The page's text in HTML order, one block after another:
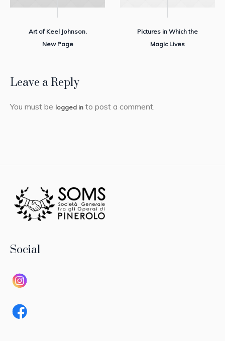
Art of Keel Johnson.
New Page
Pictures in Which the
Magic Lives
Leave a Reply
You must be logged in to post a comment.
Social